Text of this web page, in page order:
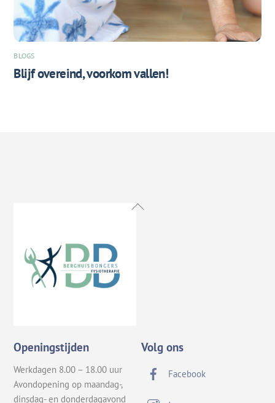
BLOGS
Blijf overeind, voorkom vallen!
Back
Openingstijden
Werkdagen 8.00 – 18.00 uur
Avondopening op maandag-,
dinsdag- en donderdagavond
Volg ons
Facebook